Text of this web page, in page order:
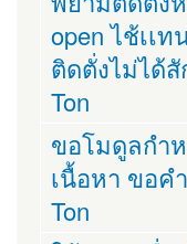
open ไช้เเ
ติดตั่งไม่ได้
Ton
ขอโมดูลกำ
เนื้อหา ขอค
Ton